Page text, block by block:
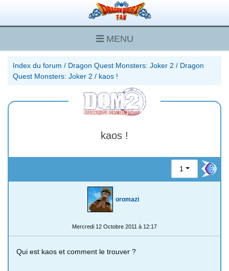
MENU
Index du forum / Dragon Quest Monsters: Joker 2 / Dragon
Quest Monsters: Joker 2 / kaos !
kaos !
1
oromazi
Mercredi 12 Octobre 2011 à 12:17
Qui est kaos et comment le trouver ?